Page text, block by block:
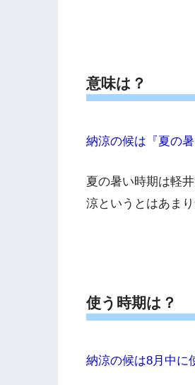
意味は？
納涼の候は『夏の
夏の暑い時期は軽
涼というとはあま
使う時期は？
納涼の候は8月中に